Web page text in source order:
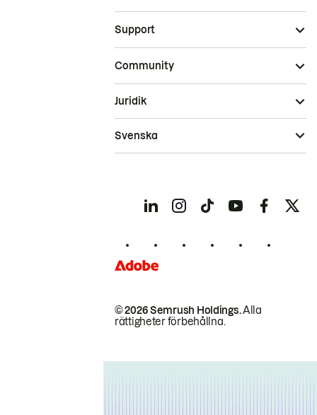
Support
Community
© 2026 Semrush Holdings.Alla
rättigheter förbehållna.
Juridik
Svenska